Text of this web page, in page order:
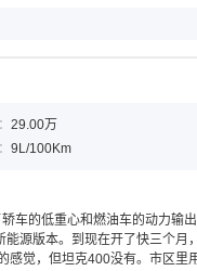
29.00万
9L/100Km
的低重心和燃油车的动力输
源版本。到现在开了快三个
觉，但坦克400没有。市区